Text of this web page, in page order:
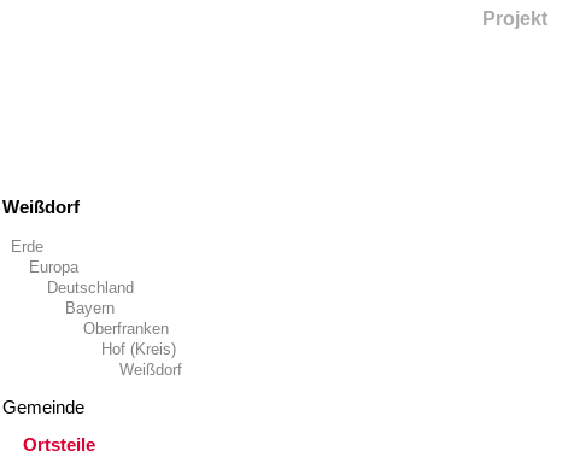
Weißdorf
Erde
Europa
Deutschland
Bayern
Oberfranken
Hof (Kreis)
Weißdorf
Gemeinde
Ortsteile
Projekt